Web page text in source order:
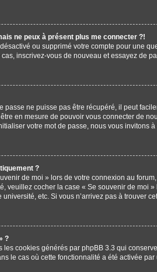
ne peux à présent plus me connecter ?!
désactivé ou supprimé votre compte pour une
inscrivez-vous de nouveau et essayez de
passe ne puisse pas être récupéré, il peut
en mesure de pouvoir vous connecter de
votre mot de passe, nous vous invitons
?
de moi » lors de votre connexion au
veuillez cocher la case « Se souvenir de
etc. Si vous n’arrivez pas à trouver
?
les cookies générés par phpBB 3.3 qui
le cas où cette fonctionnalité a été activée